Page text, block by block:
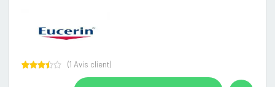
(1 Avis client)